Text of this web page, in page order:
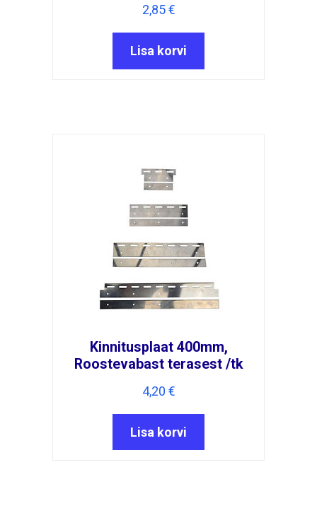
2,85€
Lisa korvi
Kinnitusplaat 400mm,
Roostevabast terasest /tk
4,20 €
Lisa korvi